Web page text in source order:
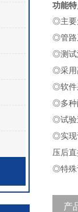
功能
◎主要
◎管路
◎测试
◎采用
◎软件
◎多种
◎试验
◎实现
压后
◎特殊
产